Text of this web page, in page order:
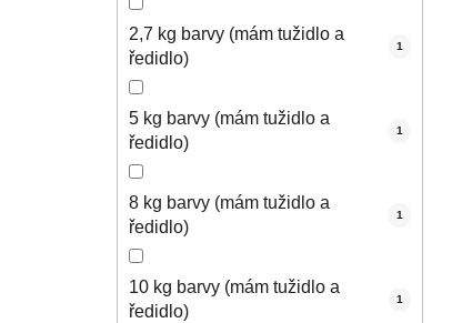
2,7 kg barvy (mám tužidlo a
ředidlo)
1
5 kg barvy (mám tužidlo a
ředidlo)
1
8 kg barvy (mám tužidlo a
ředidlo)
1
10 kg barvy (mám tužidlo a
ředidlo)
1